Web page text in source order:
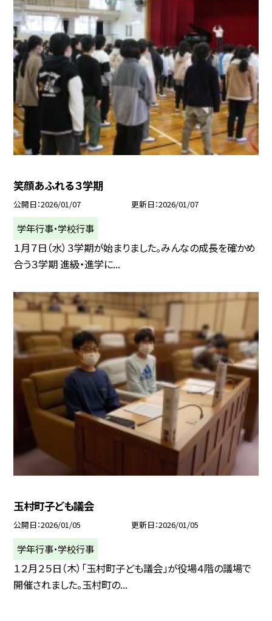
笑顔あふれる３学期
公開日 2026/01/07 更新日 2026/01/07
学年行事・学校行事
１月７日（水）３学期が始まりました。みんなの成長を確かめ
合う３学期 進級・進学に...
玉村町子ども議会
公開日 2026/01/05 更新日 2026/01/05
学年行事・学校行事
１２月２５日（木）「玉村町子ども議会」が役場４階の議場で
開催されました。玉村町の...